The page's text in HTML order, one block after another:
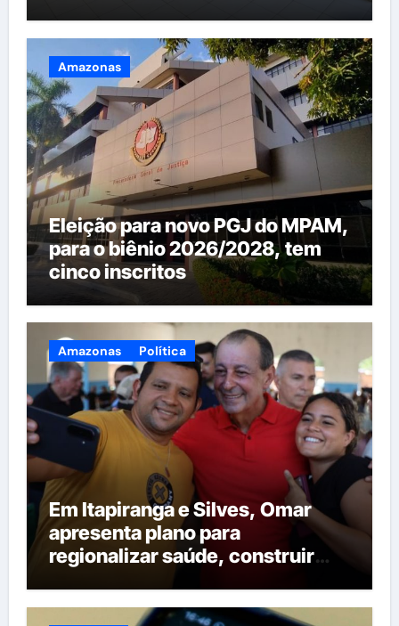
Amazonas
Eleição para novo PGJ do MPAM,
para o biênio 2026/2028, tem
cinco inscritos
Amazonas Política
Em Itapiranga e Silves, Omar
apresenta plano para
regionalizar saúde, construir
maternidades e hospital regional
em Itacoatiara